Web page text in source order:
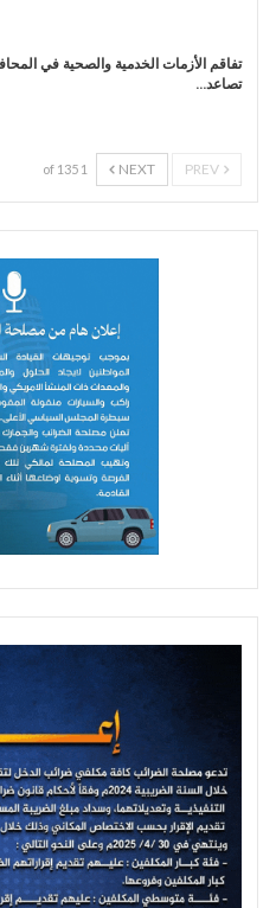
تفاقم الأزمات الخدمية والصحية في
تصاعد…
NEXT
1 of 135